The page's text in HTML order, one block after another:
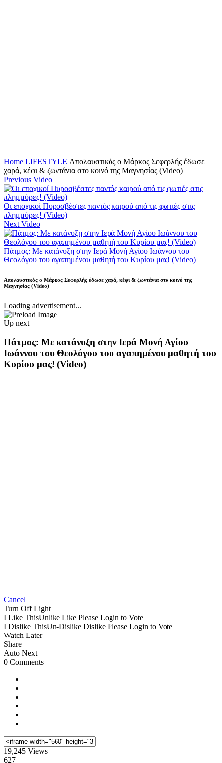
Home LIFESTYLE Απολαυστικός ο Μάρκος Σεφερλής έδωσε
χαρά, κέφι & ζωντάνια στο κοινό της Μαγνησίας (Video)
Previous Video
Οι εποχικοί Πυροσβέστες παντός καιρού από τις φωτιές στις
πλημμύρες! (Video)
Next Video
Πάτμος: Με κατάνυξη στην Ιερά Μονή Αγίου Ιωάννου του
Θεολόγου του αγαπημένου μαθητή του Κυρίου μας! (Video)
Απολαυστικός ο Μάρκος Σεφερλής έδωσε χαρά, κέφι & ζωντάνια στο κοινό της
Μαγνησίας (Video)
Loading advertisement...
Up next
Πάτμος: Με κατάνυξη στην Ιερά Μονή Αγίου
Ιωάννου του Θεολόγου του αγαπημένου μαθητή του
Κυρίου μας! (Video)
Cancel
Turn Off Light
I Like ThisUnlike Like Please Login to Vote
I Dislike ThisUn-Dislike Dislike Please Login to Vote
Watch Later
Share
Auto Next
0 Comments
19,245 Views
627